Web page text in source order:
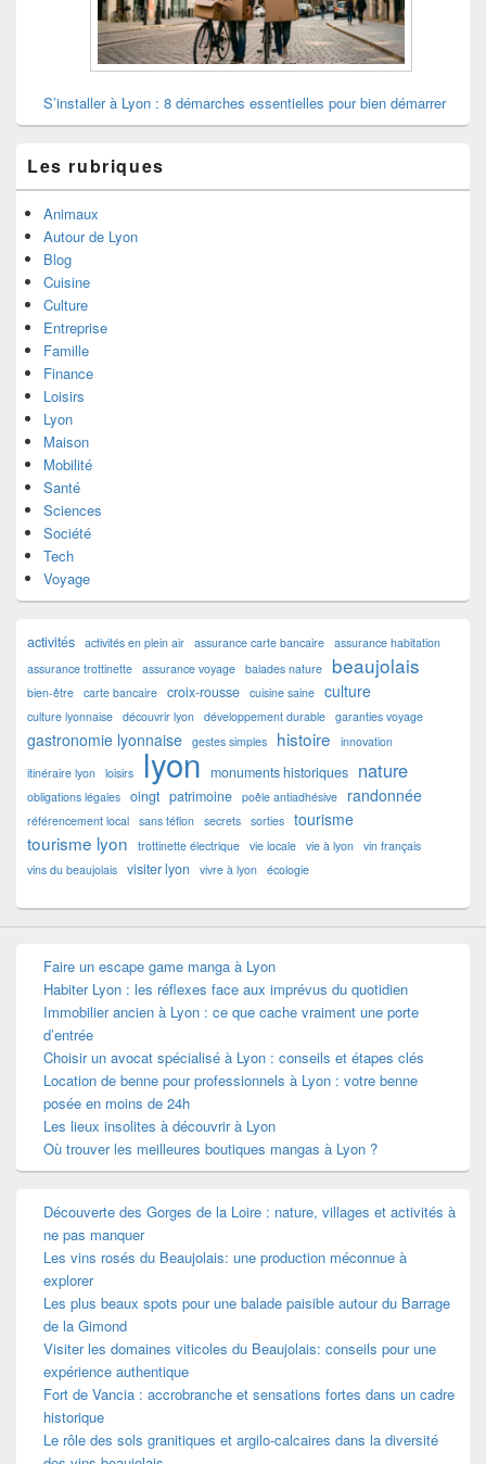
S’installer à Lyon : 8 démarches essentielles pour bien démarrer
Les rubriques
Animaux
Autour de Lyon
Blog
Cuisine
Culture
Entreprise
Famille
Finance
Loisirs
Lyon
Maison
Mobilité
Santé
Sciences
Société
Tech
Voyage
activités activités en plein air assurance carte bancaire assurance habitation
assurance trottinette assurance voyage balades nature beaujolais
bien-être carte bancaire croix-rousse cuisine saine culture
culture lyonnaise découvrir lyon développement durable garanties voyage
gastronomie lyonnaise gestes simples histoire
innovation
itinéraire lyon loisirs lyon monuments historiques nature
obligations légales oingt patrimoine poêle antiadhésive randonnée
référencement local sans téflon secrets sorties tourisme
tourisme lyon trottinette électrique vie locale vie à lyon vin français
vins du beaujolais visiter lyon vivre à lyon écologie
Faire un escape game manga à Lyon
Habiter Lyon : les réflexes face aux imprévus du quotidien
Immobilier ancien à Lyon : ce que cache vraiment une porte
d’entrée
Choisir un avocat spécialisé à Lyon : conseils et étapes clés
Location de benne pour professionnels à Lyon : votre benne
posée en moins de 24h
Les lieux insolites à découvrir à Lyon
Où trouver les meilleures boutiques mangas à Lyon ?
Découverte des Gorges de la Loire : nature, villages et activités à
ne pas manquer
Les vins rosés du Beaujolais: une production méconnue à
explorer
Les plus beaux spots pour une balade paisible autour du Barrage
de la Gimond
Visiter les domaines viticoles du Beaujolais: conseils pour une
expérience authentique
Fort de Vancia : accrobranche et sensations fortes dans un cadre
historique
Le rôle des sols granitiques et argilo-calcaires dans la diversité